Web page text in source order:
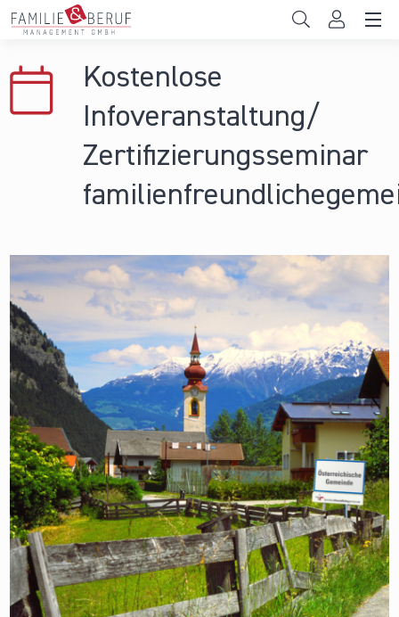
Direkt zum Inhalt
Hochschulen
Persönliche Vereinbarkeit
News & Events
Kostenlose
Infoveranstaltung/
Zertifizierungsseminar